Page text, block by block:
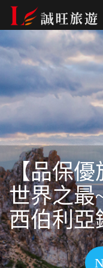
【品保優
世界之最
西伯利亞